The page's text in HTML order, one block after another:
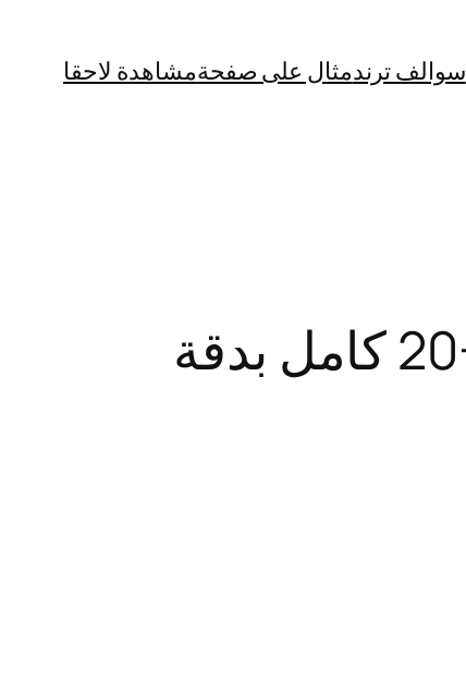
سوالف ترندمثال على صفحةمشاهدة لاحقا
“ساااخن” فيديو الوحش التونسي مع فيوليت +20 كامل بدقة